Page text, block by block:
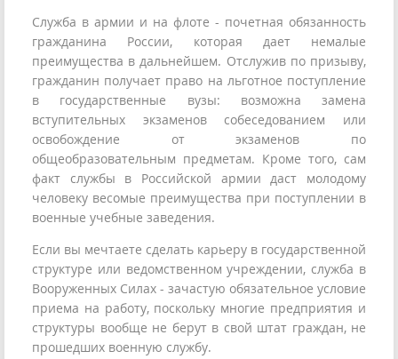
Служба в армии и на флоте - почетная обязанность
гражданина России, которая дает немалые
преимущества в дальнейшем. Отслужив по призыву,
гражданин получает право на льготное поступление
в государственные вузы: возможна замена
вступительных экзаменов собеседованием или
освобождение от экзаменов по
общеобразовательным предметам. Кроме того, сам
факт службы в Российской армии даст молодому
человеку весомые преимущества при поступлении в
военные учебные заведения.
Если вы мечтаете сделать карьеру в государственной
структуре или ведомственном учреждении, служба в
Вооруженных Силах - зачастую обязательное условие
приема на работу, поскольку многие предприятия и
структуры вообще не берут в свой штат граждан, не
прошедших военную службу.